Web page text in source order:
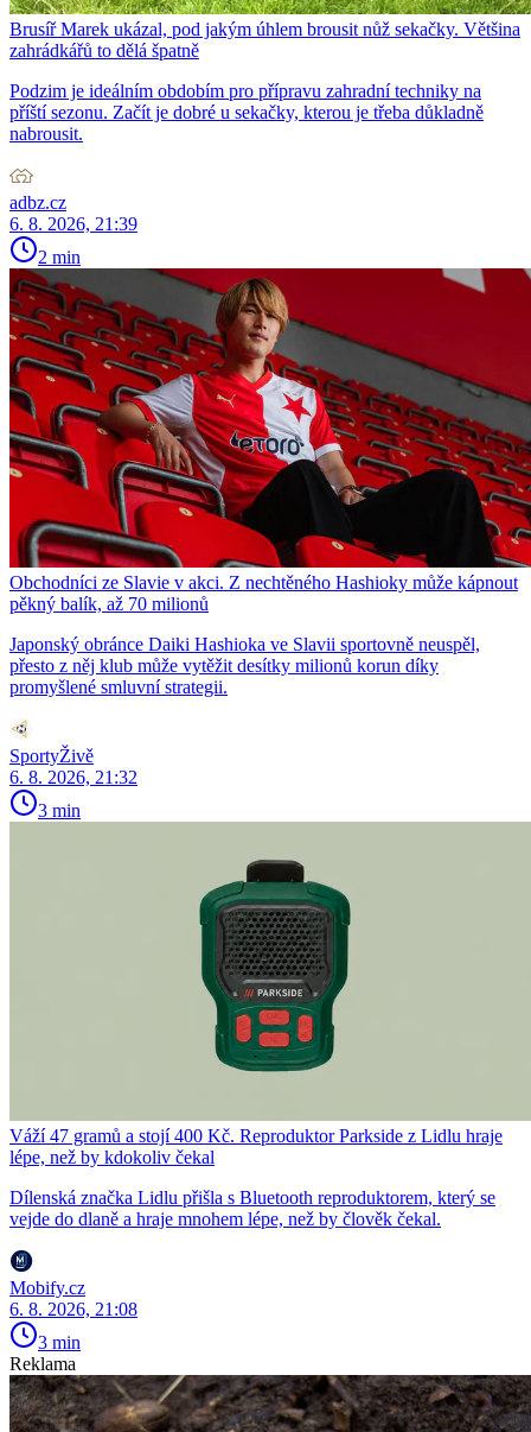
Brusíř Marek ukázal, pod jakým úhlem brousit nůž sekačky. Většina
zahrádkářů to dělá špatně
Podzim je ideálním obdobím pro přípravu zahradní techniky na
příští sezonu. Začít je dobré u sekačky, kterou je třeba důkladně
nabrousit.
adbz.cz
6. 8. 2026, 21:39
2 min
Obchodníci ze Slavie v akci. Z nechtěného Hashioky může kápnout
pěkný balík, až 70 milionů
Japonský obránce Daiki Hashioka ve Slavii sportovně neuspěl,
přesto z něj klub může vytěžit desítky milionů korun díky
promyšlené smluvní strategii.
SportyŽivě
6. 8. 2026, 21:32
3 min
Váží 47 gramů a stojí 400 Kč. Reproduktor Parkside z Lidlu hraje
lépe, než by kdokoliv čekal
Dílenská značka Lidlu přišla s Bluetooth reproduktorem, který se
vejde do dlaně a hraje mnohem lépe, než by člověk čekal.
Mobify.cz
6. 8. 2026, 21:08
3 min
Reklama